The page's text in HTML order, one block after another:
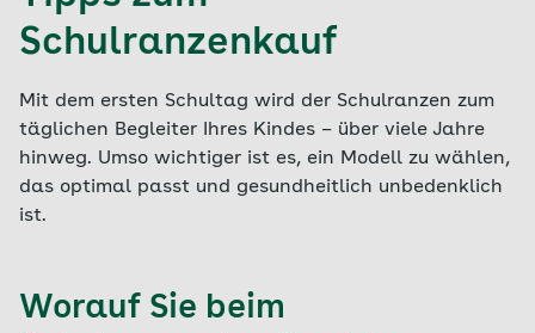
Schulranzenkauf
Mit dem ersten Schultag wird der Schulranzen zum
täglichen Begleiter Ihres Kindes – über viele Jahre
hinweg. Umso wichtiger ist es, ein Modell zu wählen,
das optimal passt und gesundheitlich unbedenklich
ist.
Worauf Sie beim